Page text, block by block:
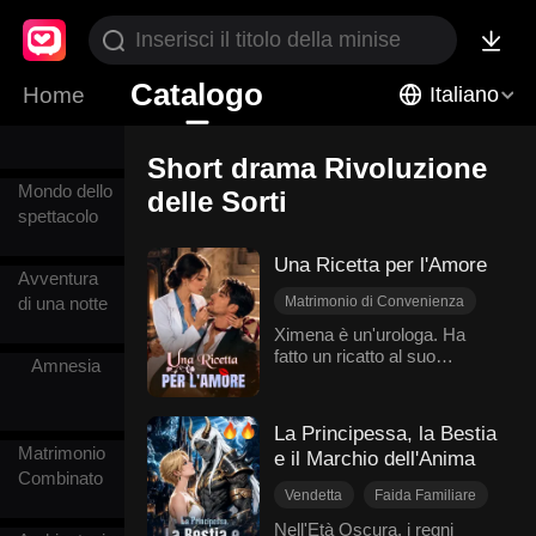
Home Catalogo Italiano
Differenza
d'Età
Assassino
Mondo dello
spettacolo
Avventura
di una notte
Amnesia
Matrimonio
Combinato
Short drama Rivoluzione
delle Sorti
Una Ricetta per l'Amore
Matrimonio di Convenienza
Amore dopo il matrimonio
Faida Familiare
Rivoluzione delle Sorti
Ximena è un'urologa. Ha
fatto un ricatto al suo
bisogno di fondi per la
ricerca. Lui ha accettato un
matrimonio di convenienza.
Convivenza. Scherzi.
Ximena ha scoperto che la
La Principessa, la Bestia
e il Marchio dell'Anima
Vendetta
Faida Familiare
Matrimonio di Convenienza
Nell'Età Oscura, i regni